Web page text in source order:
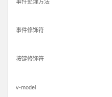
事件处理方法
事件修饰符
按键修饰符
v-model